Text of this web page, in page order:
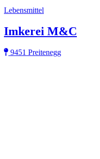
Lebensmittel
Imkerei M&C
9451 Preitenegg